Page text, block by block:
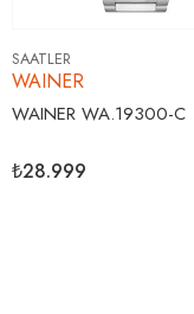
SAATLER
WAINER
WAINER WA.19300-C
₺28.999